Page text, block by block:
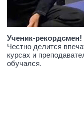
Ученик-рекордсмен!
Честно делится
курсах и
обучался.